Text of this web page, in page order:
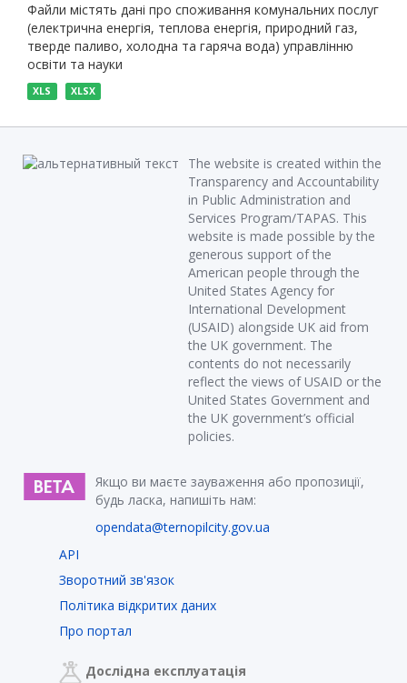
Файли містять дані про споживання комунальних послуг
(електрична енергія, теплова енергія, природний газ,
тверде паливо, холодна та гаряча вода) управлінню
освіти та науки
XLS XLSX
The website is created within the
Transparency and Accountability
in Public Administration and
Services Program/TAPAS. This
website is made possible by the
generous support of the
American people through the
United States Agency for
International Development
(USAID) alongside UK aid from
the UK government. The
contents do not necessarily
reflect the views of USAID or the
United States Government and
the UK government’s official
policies.
Якщо ви маєте зауваження або пропозиції,
будь ласка, напишіть нам:
opendata@ternopilcity.gov.ua
API
Зворотний зв'язок
Політика відкритих даних
Про портал
Дослідна експлуатація